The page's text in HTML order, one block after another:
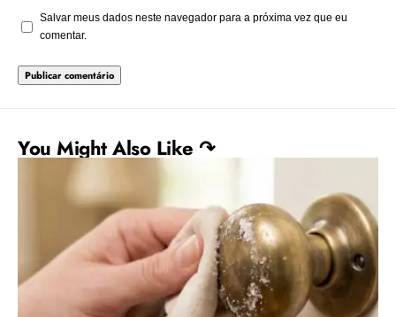
Salvar meus dados neste navegador para a próxima vez que eu
comentar.
You Might Also Like ↷